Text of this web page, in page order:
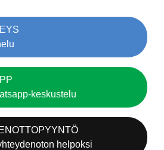
keskustelu
helpoksi